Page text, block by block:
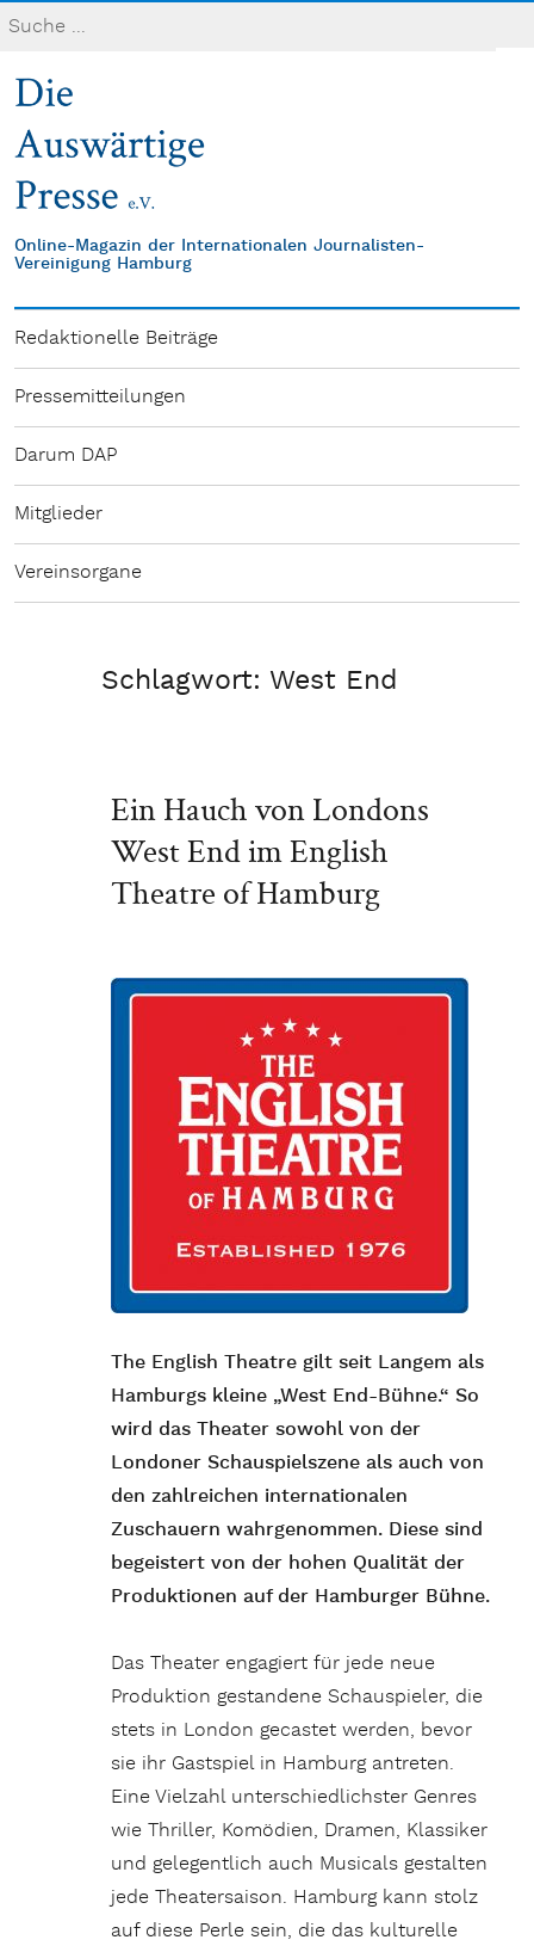
Online-Magazin der Internationalen Journalisten-
Vereinigung Hamburg
Redaktionelle Beiträge
Pressemitteilungen
Darum DAP
Mitglieder
Vereinsorgane
Schlagwort: West End
Ein Hauch von Londons
West End im English
Theatre of Hamburg
The English Theatre gilt seit Langem als
Hamburgs kleine „West End-Bühne.“ So
wird das Theater sowohl von der
Londoner Schauspielszene als auch von
den zahlreichen internationalen
Zuschauern wahrgenommen. Diese sind
begeistert von der hohen Qualität der
Produktionen auf der Hamburger Bühne.
Das Theater engagiert für jede neue
Produktion gestandene Schauspieler, die
stets in London gecastet werden, bevor
sie ihr Gastspiel in Hamburg antreten.
Eine Vielzahl unterschiedlichster Genres
wie Thriller, Komödien, Dramen, Klassiker
und gelegentlich auch Musicals gestalten
jede Theatersaison. Hamburg kann stolz
auf diese Perle sein, die das kulturelle